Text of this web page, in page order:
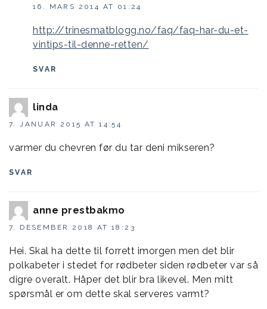
16. MARS 2014 AT 01:24
http://trinesmatblogg.no/faq/faq-har-du-et-
vintips-til-denne-retten/
SVAR
linda
7. JANUAR 2015 AT 14:54
varmer du chevren før du tar deni mikseren?
SVAR
anne prestbakmo
7. DESEMBER 2018 AT 18:23
Hei. Skal ha dette til forrett imorgen men det blir
polkabeter i stedet for rødbeter siden rødbeter var så
digre overalt. Håper det blir bra likevel. Men mitt
spørsmål er om dette skal serveres varmt?